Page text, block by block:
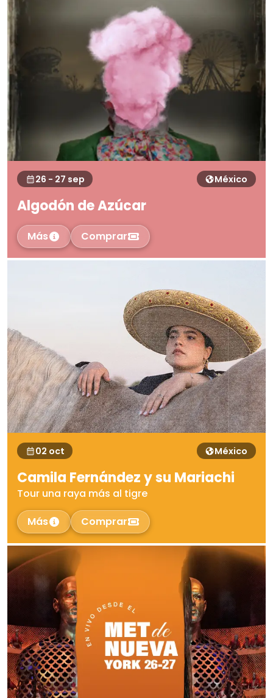
26 - 27 sep México
Algodón de Azúcar
Más Comprar
02 oct México
Camila Fernández y su Mariachi
Tour una raya más al tigre
Más
Comprar